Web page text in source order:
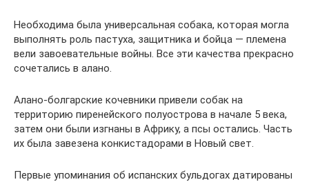
Необходима была универсальная собака, которая могла
выполнять роль пастуха, защитника и бойца — племена
вели завоевательные войны. Все эти качества прекрасно
сочетались в алано.
Алано-болгарские кочевники привели собак на
территорию пиренейского полуострова в начале 5 века,
затем они были изгнаны в Африку, а псы остались. Часть
их была завезена конкистадорами в Новый свет.
Первые упоминания об испанских бульдогах датированы